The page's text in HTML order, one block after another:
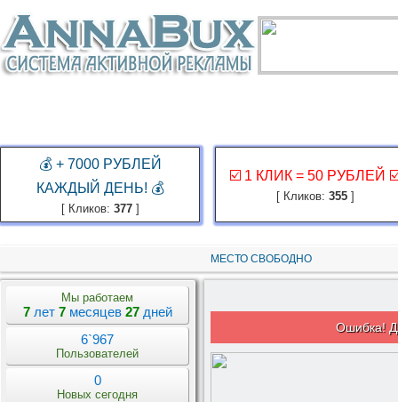
💰 + 7000 РУБЛЕЙ
КАЖДЫЙ ДЕНЬ! 💰
[ Кликов: 377]
☑️ 1 КЛИК = 50 РУБЛЕЙ
[ Кликов: 355]
МЕСТО СВОБОДНО
Мы работаем
7лет 7месяцев 27дней
6`967
Пользователей
0
Новых сегодня
Ошибка!